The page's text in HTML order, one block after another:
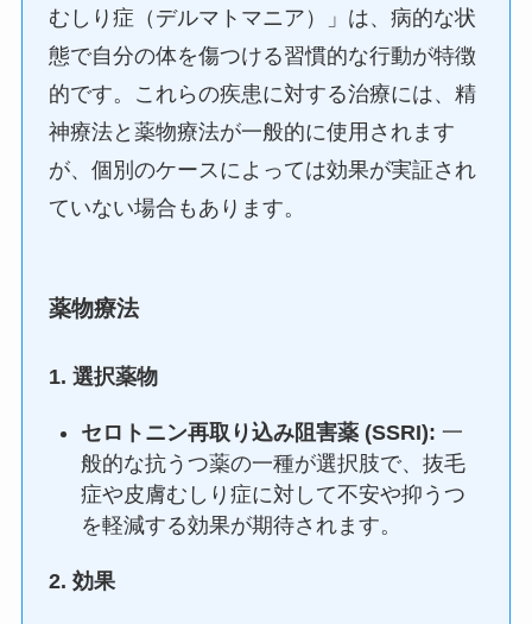
むしり症（デルマトマニア）」は、病的な状
態で自分の体を傷つける習慣的な行動が特徴
的です。これらの疾患に対する治療には、精
神療法と薬物療法が一般的に使用されます
が、個別のケースによっては効果が実証され
ていない場合もあります。
薬物療法
1.選択薬物
セロトニン再取り込み阻害薬 (SSRI): 一
般的な抗うつ薬の一種が選択肢で、抜毛
症や皮膚むしり症に対して不安や抑うつ
を軽減する効果が期待されます。
2.効果